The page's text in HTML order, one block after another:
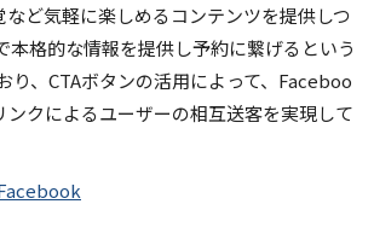
ど気軽に楽しめるコンテンツを提供しつ
本格的な情報を提供し予約に繋げるという
り、CTAボタンの活用によって、Faceboo
クによるユーザーの相互送客を実現して